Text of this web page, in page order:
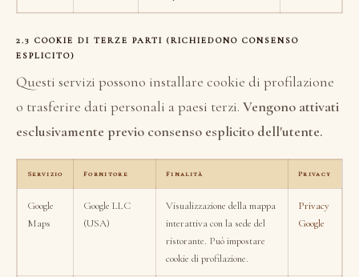
2.3 COOKIE DI TERZE PARTI (RICHIEDONO CONSENSO
ESPLICITO)
Questi servizi possono installare cookie di profilazione
o trasferire dati personali a paesi terzi. Vengono attivati
esclusivamente previo consenso esplicito dell'utente.
Servizio Fornitore Finalità Privacy
Google
Maps
Google LLC
(USA)
Visualizzazione della mappa
interattiva con la sede del
ristorante. Può impostare
cookie di profilazione.
Privacy
Google